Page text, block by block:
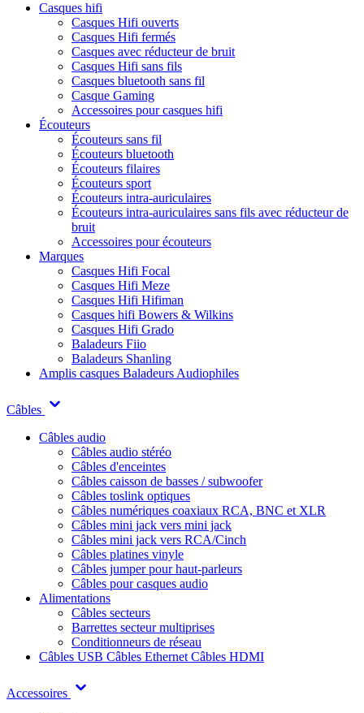
Casques hifi
Casques Hifi ouverts
Casques Hifi fermés
Casques avec réducteur de bruit
Casques Hifi sans fils
Casques bluetooth sans fil
Casque Gaming
Accessoires pour casques hifi
Écouteurs
Écouteurs sans fil
Écouteurs bluetooth
Écouteurs filaires
Écouteurs sport
Écouteurs intra-auriculaires
Écouteurs intra-auriculaires sans fils avec réducteur de
bruit
Accessoires pour écouteurs
Marques
Casques Hifi Focal
Casques Hifi Meze
Casques Hifi Hifiman
Casques hifi Bowers & Wilkins
Casques Hifi Grado
Baladeurs Fiio
Baladeurs Shanling
Amplis casques Baladeurs Audiophiles
Câbles
Câbles audio
Câbles audio stéréo
Câbles d'enceintes
Câbles caisson de basses / subwoofer
Câbles toslink optiques
Câbles numériques coaxiaux RCA, BNC et XLR
Câbles mini jack vers mini jack
Câbles mini jack vers RCA/Cinch
Câbles platines vinyle
Câbles jumper pour haut-parleurs
Câbles pour casques audio
Alimentations
Câbles secteurs
Barrettes secteur multiprises
Conditionneurs de réseau
Câbles USB Câbles Ethernet Câbles HDMI
Accessoires